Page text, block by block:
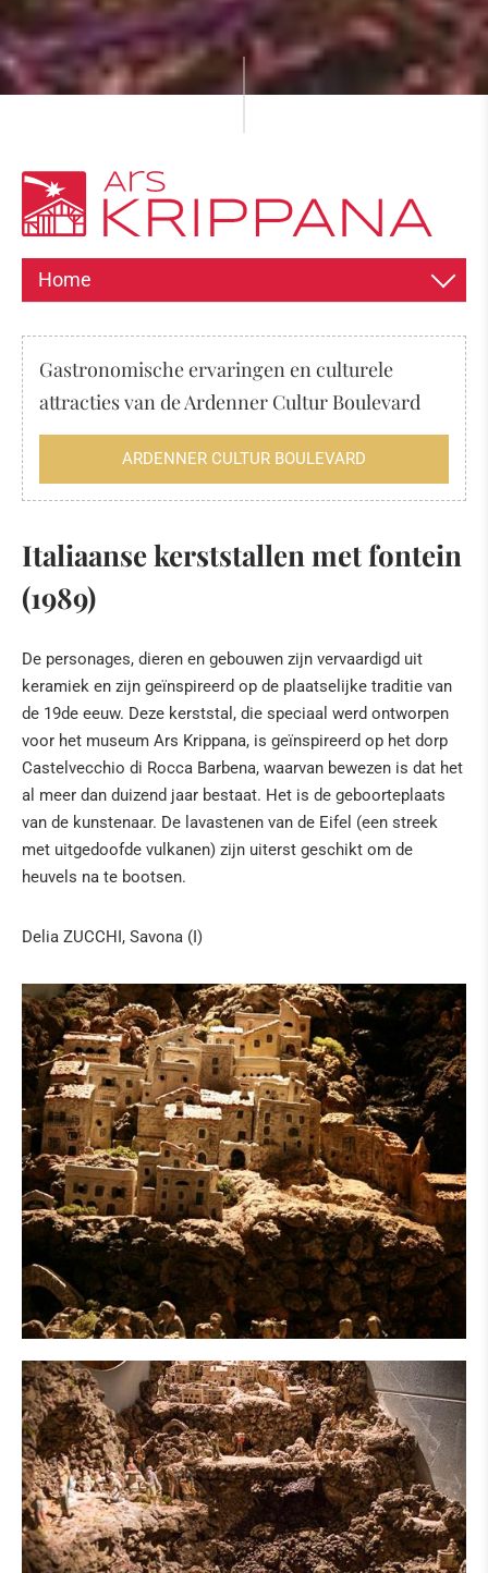
Home
GESCHIEDENIS VAN DE KERSTSTAL
Van elitaire kunst naar volkskunst
Rond Kerstmis
De kerststallen in Spanje
Italië: De magie van de Napolitaanse kerststallen
Afrikaanse kunst
Van de voederbak tot kunst
De geboorte van Christus
De oorsprong van Kerstmis
De drie heilige koningen
Kerstdatum
PIETER BRUEGEL IN 3D
SPECIALE TENTOONSTELLINGEN
Sabine Kathriner
Maatschappelijk kritische kerststalletjes van
mevrouw Kohnen
STENEN KUNST UIT ZIMBABWE
ArsShona
De walvis
Kunstenaars
IN DE PERS
IN DE PERS NL
TENTOONSTELLINGEN
Italiaanse kerststallen
Spaanse kerststallen
Gastronomische ervaringen en culturele
attracties van de Ardenner Cultur Boulevard
ARDENNER CULTUR BOULEVARD
Italiaanse kerststallen met fontein
(1989)
De personages, dieren en gebouwen zijn vervaardigd uit
keramiek en zijn geïnspireerd op de plaatselijke traditie van
de 19de eeuw. Deze kerststal, die speciaal werd ontworpen
voor het museum Ars Krippana, is geïnspireerd op het dorp
Castelvecchio di Rocca Barbena, waarvan bewezen is dat het
al meer dan duizend jaar bestaat. Het is de geboorteplaats
van de kunstenaar. De lavastenen van de Eifel (een streek
met uitgedoofde vulkanen) zijn uiterst geschikt om de
heuvels na te bootsen.
Delia ZUCCHI, Savona (I)